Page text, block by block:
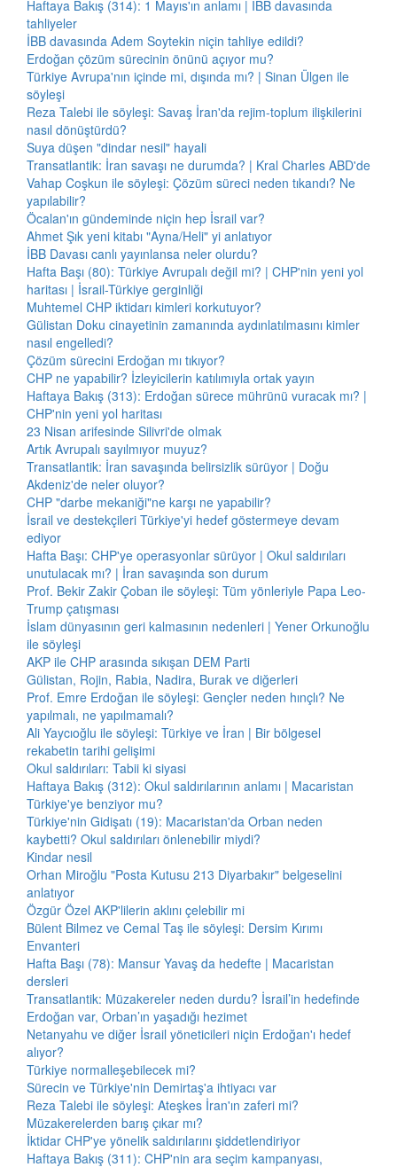
Haftaya Bakış (314): 1 Mayıs'ın anlamı | İBB davasında
tahliyeler
İBB davasında Adem Soytekin niçin tahliye edildi?
Erdoğan çözüm sürecinin önünü açıyor mu?
Türkiye Avrupa'nın içinde mi, dışında mı? | Sinan Ülgen ile
söyleşi
Reza Talebi ile söyleşi: Savaş İran'da rejim-toplum ilişkilerini
nasıl dönüştürdü?
Suya düşen "dindar nesil" hayali
Transatlantik: İran savaşı ne durumda? | Kral Charles ABD'de
Vahap Coşkun ile söyleşi: Çözüm süreci neden tıkandı? Ne
yapılabilir?
Öcalan'ın gündeminde niçin hep İsrail var?
Ahmet Şık yeni kitabı "Ayna/Heli" yi anlatıyor
İBB Davası canlı yayınlansa neler olurdu?
Hafta Başı (80): Türkiye Avrupalı değil mi? | CHP'nin yeni yol
haritası | İsrail-Türkiye gerginliği
Muhtemel CHP iktidarı kimleri korkutuyor?
Gülistan Doku cinayetinin zamanında aydınlatılmasını kimler
nasıl engelledi?
Çözüm sürecini Erdoğan mı tıkıyor?
CHP ne yapabilir? İzleyicilerin katılımıyla ortak yayın
Haftaya Bakış (313): Erdoğan sürece mührünü vuracak mı? |
CHP'nin yeni yol haritası
23 Nisan arifesinde Silivri'de olmak
Artık Avrupalı sayılmıyor muyuz?
Transatlantik: İran savaşında belirsizlik sürüyor | Doğu
Akdeniz'de neler oluyor?
CHP "darbe mekaniği"ne karşı ne yapabilir?
İsrail ve destekçileri Türkiye'yi hedef göstermeye devam
ediyor
Hafta Başı: CHP'ye operasyonlar sürüyor | Okul saldırıları
unutulacak mı? | İran savaşında son durum
Prof. Bekir Zakir Çoban ile söyleşi: Tüm yönleriyle Papa Leo-
Trump çatışması
İslam dünyasının geri kalmasının nedenleri | Yener Orkunoğlu
ile söyleşi
AKP ile CHP arasında sıkışan DEM Parti
Gülistan, Rojin, Rabia, Nadira, Burak ve diğerleri
Prof. Emre Erdoğan ile söyleşi: Gençler neden hınçlı? Ne
yapılmalı, ne yapılmamalı?
Ali Yaycıoğlu ile söyleşi: Türkiye ve İran | Bir bölgesel
rekabetin tarihi gelişimi
Okul saldırıları: Tabii ki siyasi
Haftaya Bakış (312): Okul saldırılarının anlamı | Macaristan
Türkiye'ye benziyor mu?
Türkiye'nin Gidişatı (19): Macaristan'da Orban neden
kaybetti? Okul saldırıları önlenebilir miydi?
Kindar nesil
Orhan Miroğlu "Posta Kutusu 213 Diyarbakır" belgeselini
anlatıyor
Özgür Özel AKP'lilerin aklını çelebilir mi
Bülent Bilmez ve Cemal Taş ile söyleşi: Dersim Kırımı
Envanteri
Hafta Başı (78): Mansur Yavaş da hedefte | Macaristan
dersleri
Transatlantik: Müzakereler neden durdu? İsrail’in hedefinde
Erdoğan var, Orban’ın yaşadığı hezimet
Netanyahu ve diğer İsrail yöneticileri niçin Erdoğan'ı hedef
alıyor?
Türkiye normalleşebilecek mi?
Sürecin ve Türkiye'nin Demirtaş'a ihtiyacı var
Reza Talebi ile söyleşi: Ateşkes İran'ın zaferi mi?
Müzakerelerden barış çıkar mı?
İktidar CHP'ye yönelik saldırılarını şiddetlendiriyor
Haftaya Bakış (311): CHP'nin ara seçim kampanyası,